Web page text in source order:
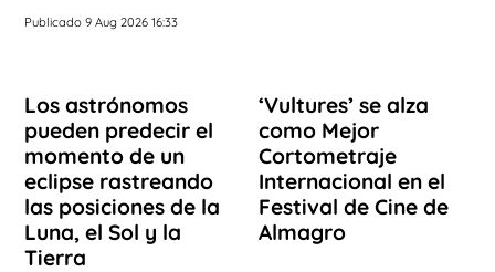
Publicado 9 Aug 2026 16:33
Los astrónomos
pueden predecir el
momento de un
eclipse rastreando
las posiciones de la
Luna, el Sol y la
Tierra
‘Vultures’ se alza
como Mejor
Cortometraje
Internacional en el
Festival de Cine de
Almagro